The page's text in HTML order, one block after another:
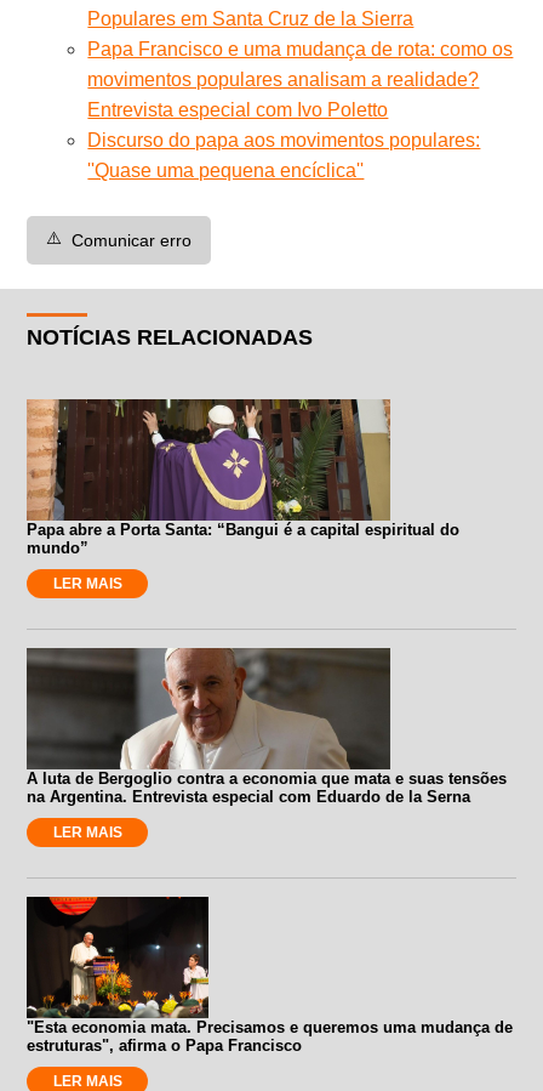
Populares em Santa Cruz de la Sierra
Papa Francisco e uma mudança de rota: como os
movimentos populares analisam a realidade?
Entrevista especial com Ivo Poletto
Discurso do papa aos movimentos populares:
''Quase uma pequena encíclica''
⚠️ Comunicar erro
NOTÍCIAS RELACIONADAS
Papa abre a Porta Santa: “Bangui é a capital espiritual do
mundo”
LER MAIS
A luta de Bergoglio contra a economia que mata e suas tensões
na Argentina. Entrevista especial com Eduardo de la Serna
LER MAIS
"Esta economia mata. Precisamos e queremos uma mudança de
estruturas", afirma o Papa Francisco
LER MAIS